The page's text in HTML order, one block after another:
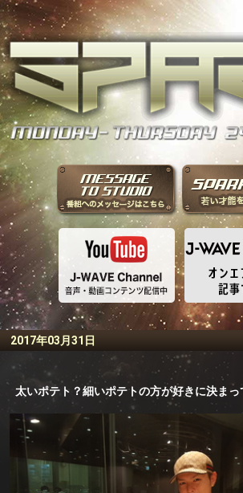
2017年03月31日
太いポテト？細いポテトの方が好きに決まっ